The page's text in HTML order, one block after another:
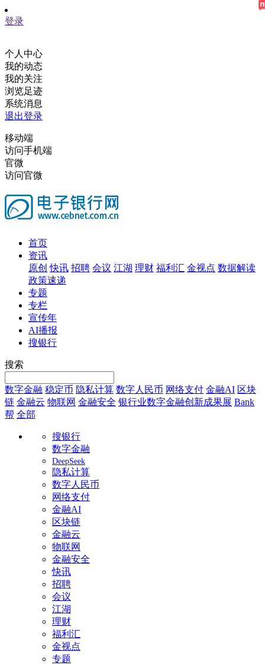
登录
个人中心
我的动态
我的关注
浏览足迹
系统消息
退出登录
移动端
访问手机端
官微
访问官微
首页
资讯
原创 快讯 招聘 会议 江湖 理财 福利汇 金视点 数据解读
政策速递
专题
专栏
宣传年
AI播报
搜银行
搜索
数字金融 稳定币 隐私计算 数字人民币 网络支付 金融AI 区块
链 金融云 物联网 金融安全 银行业数字金融创新成果展 Bank
帮 全部
搜银行
数字金融
DeepSeek
隐私计算
数字人民币
网络支付
金融AI
区块链
金融云
物联网
金融安全
快讯
招聘
会议
江湖
理财
福利汇
金视点
专题